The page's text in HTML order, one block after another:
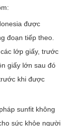
được
đoạn tiếp theo.
lớp giấy, trước
giấy lớn sau đó
khi được
sunfit không
sức khỏe người